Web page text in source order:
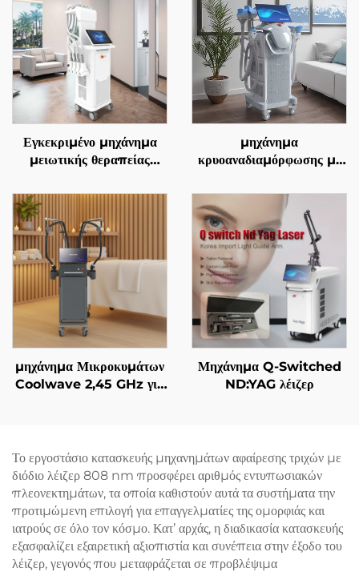
Εγκεκριμένο μηχάνημα
μειωτικής θεραπείας
κυτταρίτιδας La Sculptor
1060, με διόδιο λέιζερ
1060 nm για
αναδιαμόρφωση και
λιπόλυση του σώματος
μηχάνημα
κρυοαναδιαμόρφωσης με
εναλλάξιμες κεφαλές, με
τεχνολογία ψύξης 360° και
κρυοθεραπείας για μείωση
βάρους και αισθητική
φροντίδα
μηχάνημα Μικροκυμάτων
Coolwave 2,45 GHz για
Δέρματος και
Ραδιοσυχνότητας στο
Πρόσωπο για Απώλεια
Βάρους και Αδυνατισμό
Σώματος
Μηχάνημα Q-Switched
ND:YAG λέιζερ
Το εργοστάσιο κατασκευής μηχανημάτων αφαίρεσης τριχών με
διόδιο λέιζερ 808 nm προσφέρει αριθμός εντυπωσιακών
πλεονεκτημάτων, τα οποία καθιστούν αυτά τα συστήματα την
προτιμώμενη επιλογή για επαγγελματίες της ομορφιάς και
ιατρούς σε όλο τον κόσμο. Κατ’ αρχάς, η διαδικασία κατασκευής
εξασφαλίζει εξαιρετική αξιοπιστία και συνέπεια στην έξοδο του
λέιζερ, γεγονός που μεταφράζεται σε προβλέψιμα